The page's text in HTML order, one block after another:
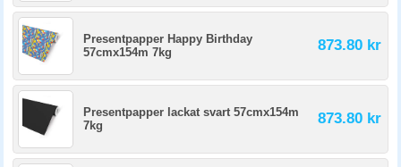
Presentpapper Happy Birthday
57cmx154m 7kg
873.80 kr
Presentpapper lackat svart 57cmx154m
7kg
873.80 kr